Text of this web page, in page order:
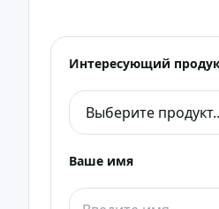
Интересующий
Ваше имя